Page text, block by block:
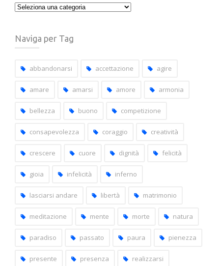
Naviga
post
capitoli
Naviga per Tag
abbandonarsi accettazione agire
amare amarsi amore armonia
bellezza buono competizione
consapevolezza coraggio creatività
crescere cuore dignità felicità
gioia infelicità inferno
lasciarsi andare libertà matrimonio
meditazione mente morte natura
paradiso passato paura pienezza
presente presenza realizzarsi